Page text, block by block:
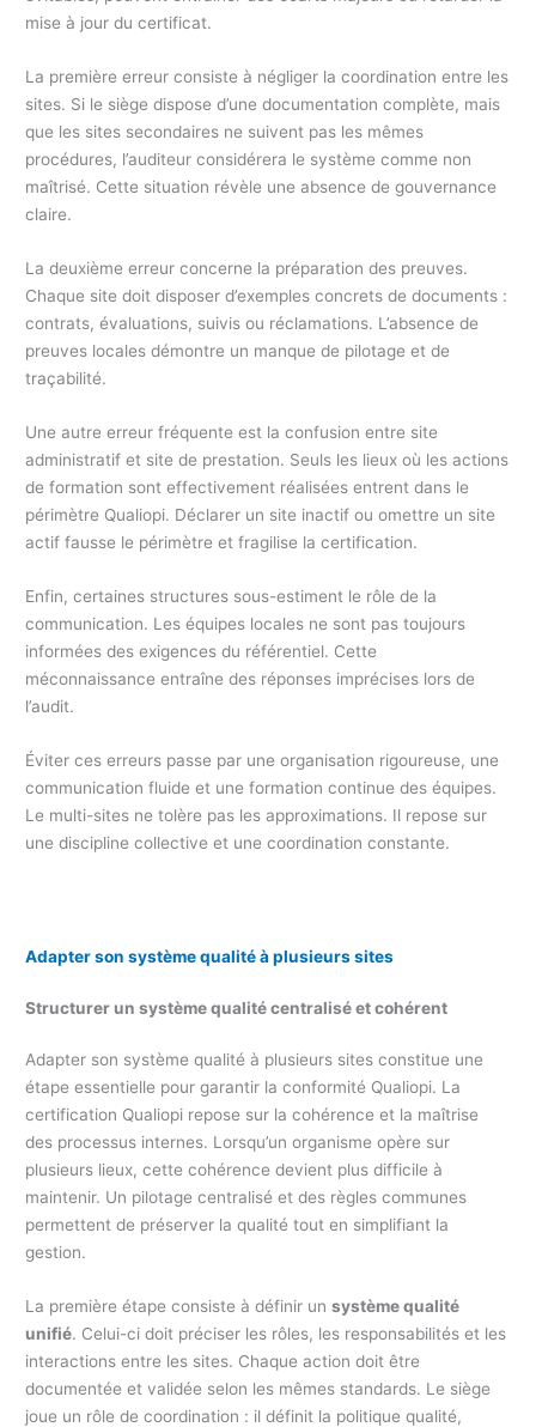
mise à jour du certificat.
La première erreur consiste à négliger la coordination entre les
sites. Si le siège dispose d’une documentation complète, mais
que les sites secondaires ne suivent pas les mêmes
procédures, l’auditeur considérera le système comme non
maîtrisé. Cette situation révèle une absence de gouvernance
claire.
La deuxième erreur concerne la préparation des preuves.
Chaque site doit disposer d’exemples concrets de documents :
contrats, évaluations, suivis ou réclamations. L’absence de
preuves locales démontre un manque de pilotage et de
traçabilité.
Une autre erreur fréquente est la confusion entre site
administratif et site de prestation. Seuls les lieux où les actions
de formation sont effectivement réalisées entrent dans le
périmètre Qualiopi. Déclarer un site inactif ou omettre un site
actif fausse le périmètre et fragilise la certification.
Enfin, certaines structures sous-estiment le rôle de la
communication. Les équipes locales ne sont pas toujours
informées des exigences du référentiel. Cette
méconnaissance entraîne des réponses imprécises lors de
l’audit.
Éviter ces erreurs passe par une organisation rigoureuse, une
communication fluide et une formation continue des équipes.
Le multi-sites ne tolère pas les approximations. Il repose sur
une discipline collective et une coordination constante.
Adapter son système qualité à plusieurs sites
Structurer un système qualité centralisé et cohérent
Adapter son système qualité à plusieurs sites constitue une
étape essentielle pour garantir la conformité Qualiopi. La
certification Qualiopi repose sur la cohérence et la maîtrise
des processus internes. Lorsqu’un organisme opère sur
plusieurs lieux, cette cohérence devient plus difficile à
maintenir. Un pilotage centralisé et des règles communes
permettent de préserver la qualité tout en simplifiant la
gestion.
La première étape consiste à définir unsystème qualité
unifié. Celui-ci doit préciser les rôles, les responsabilités et les
interactions entre les sites. Chaque action doit être
documentée et validée selon les mêmes standards. Le siège
joue un rôle de coordination : il définit la politique qualité,